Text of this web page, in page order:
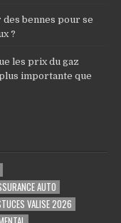
bennes pour se
?
les prix du gaz
importante que
AUTO
VALISE 2026